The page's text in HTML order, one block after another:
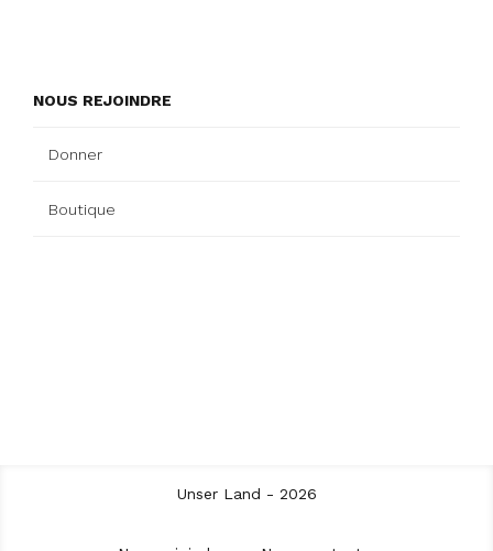
NOUS REJOINDRE
Donner
Boutique
Unser Land - 2026